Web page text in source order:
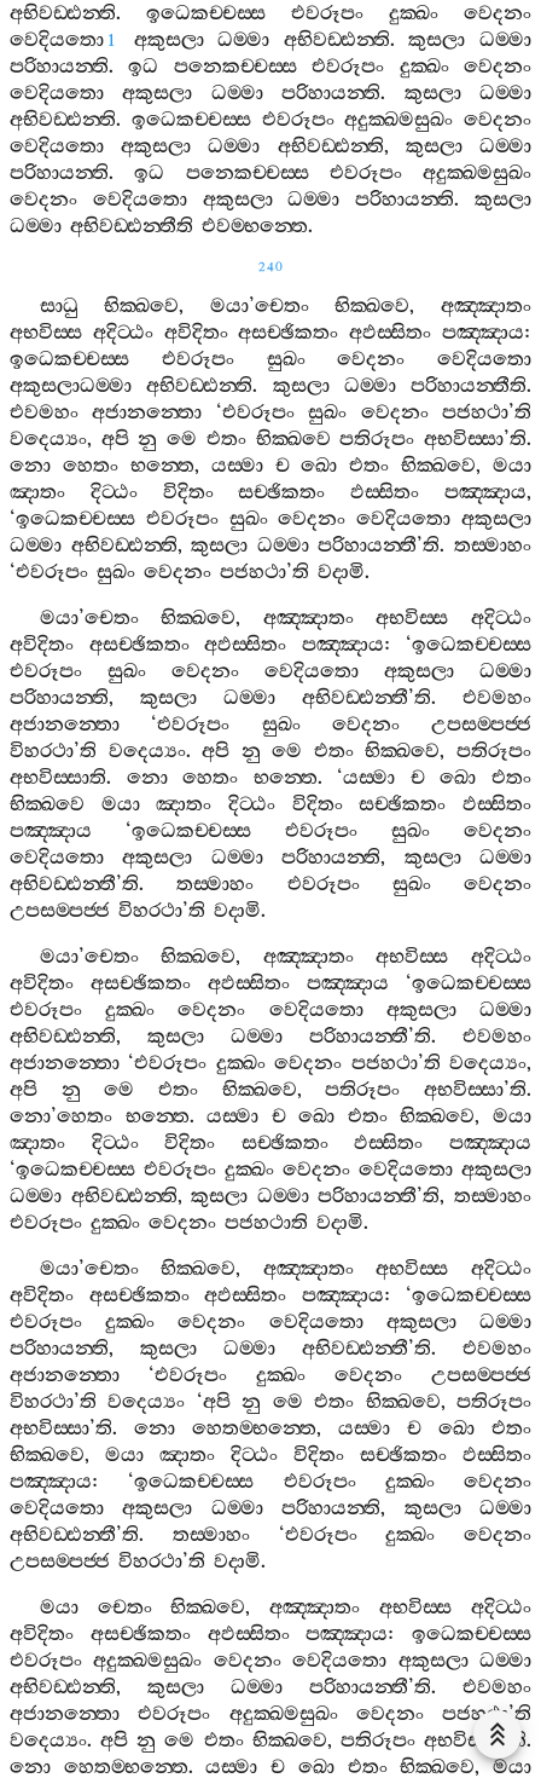
අභිවඩ‍්ඪන‍්ති. ඉධෙකච‍්චස‍්ස එවරූපං දුක‍්ඛං
වෙදනං
වෙදියතො 1 අකුසලා ධම‍්මා අභිවඩ‍්ඪන‍්ති.කුසලා
ධම‍්මා
පරිහායන‍්ති.ඉධ පනෙකච‍්චස‍්ස එවරූපං දුක‍්ඛං
වෙදනං
වෙදියතො
අකුසලා ධම‍්මා පරිහායන‍්ති. කුසලා
ධම‍්මා
අභිවඩ‍්ඪන‍්ති. ඉධෙකච‍්චස‍්ස එවරූපං අදුක‍්ඛමසුඛං වෙදනං
වෙදියතො
අකුසලා ධම‍්මා අභිවඩ‍්ඪන‍්ති, කුසලා
ධම‍්මා
පරිහායන‍්ති.ඉධ පනෙකච‍්චස‍්ස එවරූපං
අදුක‍්ඛමසුඛං
වෙදනං
වෙදියතො අකුසලා ධම‍්මා පරිහායන‍්ති.කුසලා
ධම‍්මා අභිවඩ‍්ඪන‍්තීති එවම‍්භන‍්තෙ.
240
සාධු භික‍්ඛවෙ, මයා’චෙතං භික‍්ඛවෙ, අඤ‍්ඤාතං
අභවිස‍්ස අදිට‍්ඨං අවිදිතං අසච‍්ඡිකතං අඵස‍්සිතං පඤ‍්ඤාය:
ඉධෙකච‍්චස‍්ස
එවරූපං සුඛං වෙදනං
වෙදියතො
අකුසලාධම‍්මා
අභිවඩ‍්ඪන‍්ති. කුසලා ධම‍්මා පරිහායන‍්තීති.
එවමහං
අජානන‍්තො ‘එවරූපං සුඛං වෙදනං පජහථා’ති
වදෙය්‍යං, අපි නු මෙ එතං භික‍්ඛවෙ පතිරූපං අභවිස‍්සා’ති.
නො හෙතං භන‍්තෙ, යස‍්මා ච ඛො එතං භික‍්ඛවෙ, මයා
ඤාතං
දිට‍්ඨං විදිතං සච‍්ඡිකතං ඵස‍්සිතං පඤ‍්ඤාය,
‘ඉධෙකච‍්චස‍්ස එවරූපං සුඛං වෙදනං වෙදියතො අකුසලා
ධම‍්මා අභිවඩ‍්ඪන‍්ති,කුසලා ධම‍්මා පරිහායන‍්තී’ති.තස‍්මාහං
‘එවරූපං සුඛං වෙදනං පජහථා’ති වදාමි.
මයා’චෙතං භික‍්ඛවෙ, අඤ‍්ඤාතං අභවිස‍්ස
අදිට‍්ඨං
අවිදිතං
අසච‍්ඡිකතං අඵස‍්සිතං පඤ‍්ඤාය: ‘ඉධෙකච‍්චස‍්ස
එවරූපං
සුඛං වෙදනං වෙදියතො අකුසලා
ධම‍්මා
පරිහායන‍්ති, කුසලා ධම‍්මා අභිවඩ‍්ඪන‍්තී’ති. එවමහං
අජානන‍්තො ‘එවරූපං සුඛං වෙදනං
උපසම‍්පජ‍්ජ
විහරථා’ති වදෙය්‍යං.අපි නු මෙ එතං භික‍්ඛවෙ,පතිරූපං
අභවිස‍්සාති. නො හෙතං භන‍්තෙ. ‘යස‍්මා ච ඛො
එතං
භික‍්ඛවෙ
මයා ඤාතං දිට‍්ඨං විදිතං සච‍්ඡිකතං
ඵස‍්සිතං
පඤ‍්ඤාය ‘ඉධෙකච‍්චස‍්ස එවරූපං සුඛං
වෙදනං
වෙදියතො
අකුසලා ධම‍්මා පරිහායන‍්ති, කුසලා
ධම‍්මා
අභිවඩ‍්ඪන‍්තී’ති.තස‍්මාහං එවරූපං සුඛං
වෙදනං
උපසම‍්පජ‍්ජ විහරථා’ති වදාමි.
මයා’චෙතං භික‍්ඛවෙ, අඤ‍්ඤාතං අභවිස‍්ස
අදිට‍්ඨං
අවිදිතං
අසච‍්ඡිකතං අඵස‍්සිතං පඤ‍්ඤාය ‘ඉධෙකච‍්චස‍්ස
එවරූපං
දුක‍්ඛං වෙදනං වෙදියතො අකුසලා
ධම‍්මා
අභිවඩ‍්ඪන‍්ති, කුසලා ධම‍්මා පරිහායන‍්තී’ති. එවමහං
අජානන‍්තො ‘එවරූපං දුක‍්ඛං වෙදනං පජහථා’ති වදෙය්‍යං,
අපි
නු මෙ එතං භික‍්ඛවෙ,පතිරූපං අභවිස‍්සා’ති.
නො’හෙතං භන‍්තෙ.යස‍්මා ච ඛො එතං භික‍්ඛවෙ,මයා
ඤාතං
දිට‍්ඨං විදිතං සච‍්ඡිකතං ඵස‍්සිතං
පඤ‍්ඤාය
‘ඉධෙකච‍්චස‍්ස එවරූපං දුක‍්ඛං වෙදනං වෙදියතො අකුසලා
ධම‍්මා අභිවඩ‍්ඪන‍්ති,කුසලා ධම‍්මා පරිහායන‍්තී’ති,තස‍්මාහං
එවරූපං දුක‍්ඛං වෙදනං පජහථාති වදාමි.
මයා’චෙතං භික‍්ඛවෙ, අඤ‍්ඤාතං අභවිස‍්ස
අදිට‍්ඨං
අවිදිතං
අසච‍්ඡිකතං අඵස‍්සිතං පඤ‍්ඤාය: ‘ඉධෙකච‍්චස‍්ස
එවරූපං
දුක‍්ඛං වෙදනං වෙදියතො අකුසලා
ධම‍්මා
පරිහායන‍්ති, කුසලා ධම‍්මා අභිවඩ‍්ඪන‍්තී’ති. එවමහං
අජානන‍්තො ‘එවරූපං දුක‍්ඛං වෙදනං
උපසම‍්පජ‍්ජ
විහරථා’ති වදෙය්‍යං ‘අපි නු මෙ එතං භික‍්ඛවෙ,පතිරූපං
අභවිස‍්සා’ති. නො හෙතම‍්භන‍්තෙ, යස‍්මා ච ඛො
එතං
භික‍්ඛවෙ, මයා ඤාතං දිට‍්ඨං විදිතං සච‍්ඡිකතං
ඵස‍්සිතං
පඤ‍්ඤාය: ‘ඉධෙකච‍්චස‍්ස එවරූපං දුක‍්ඛං
වෙදනං
වෙදියතො
අකුසලා ධම‍්මා පරිහායන‍්ති, කුසලා
ධම‍්මා
අභිවඩ‍්ඪන‍්තී’ති. තස‍්මාහං‘එවරූපං දුක‍්ඛං
වෙදනං
උපසම‍්පජ‍්ජ විහරථා’ති වදාමි.
මයා
චෙතං භික‍්ඛවෙ,අඤ‍්ඤාතං අභවිස‍්ස
අදිට‍්ඨං
අවිදිතං
අසච‍්ඡිකතං අඵස‍්සිතං පඤ‍්ඤාය: ඉධෙකච‍්චස‍්ස
එවරූපං අදුක‍්ඛමසුඛං වෙදනං වෙදියතො අකුසලා ධම‍්මා
අභිවඩ‍්ඪන‍්ති, කුසලා ධම‍්මා පරිහායන‍්තී’ති. එවමහං
අජානන‍්තො
එවරූපං අදුක‍්ඛමසුඛං වෙදනං පජහථා’ති
වදෙය්‍යං.අපි නු මෙ එතං භික‍්ඛවෙ, පතිරූපං අභවිස‍්සා’ ති.
නො හෙතම‍්භන‍්තෙ.යස‍්මා ච ඛො එතං භික‍්ඛවෙ,මයා